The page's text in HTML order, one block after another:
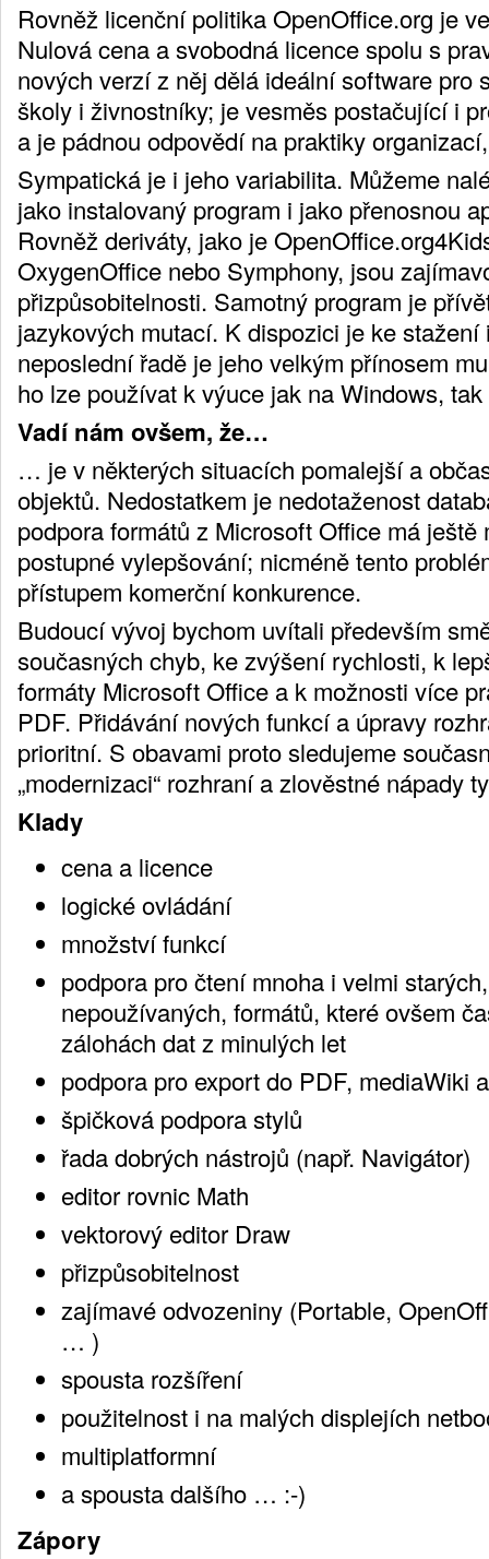
Rovněž licenční politika OpenOffice.org je
Nulová cena a svobodná licence spolu s
nových verzí z něj dělá ideální software pro
školy i živnostníky; je vesměs postačující i
a je pádnou odpovědí na praktiky
Sympatická je i jeho variabilita. Můžeme
jako instalovaný program i jako přenosnou
Rovněž deriváty, jako je
OxygenOffice nebo Symphony, jsou
přizpůsobitelnosti. Samotný program je
jazykových mutací. K dispozici je ke stažení
neposlední řadě je jeho velkým přínosem
ho lze používat k výuce jak na Windows,
Vadí nám ovšem, že…
… je v některých situacích pomalejší a
objektů. Nedostatkem je nedotaženost
podpora formátů z Microsoft Office má ještě
postupné vylepšování; nicméně tento
přístupem komerční konkurence.
Budoucí vývoj bychom uvítali především
současných chyb, ke zvýšení rychlosti, k
formáty Microsoft Office a k možnosti více
PDF. Přidávání nových funkcí a úpravy
prioritní. S obavami proto sledujeme
„modernizaci“ rozhraní a zlověstné nápady
Klady
cena a licence
logické ovládání
množství funkcí
podpora pro čtení mnoha i velmi
nepoužívaných, formátů, které ovšem
zálohách dat z minulých let
podpora pro export do PDF, mediaWiki
špičková podpora stylů
řada dobrých nástrojů (např. Navigátor)
editor rovnic Math
vektorový editor Draw
přizpůsobitelnost
zajímavé odvozeniny (Portable,
… )
spousta rozšíření
použitelnost i na malých displejích
multiplatformní
a spousta dalšího … :-)
Zápory